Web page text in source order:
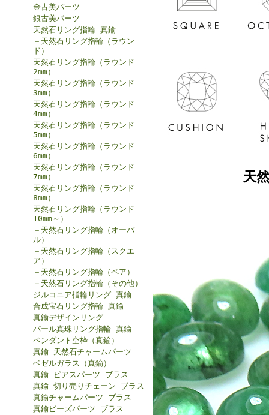
金古美パーツ
銀古美パーツ
天然石リング指輪 真鍮
＋天然石リング指輪（ラウン
ド）
天然石リング指輪（ラウンド
2mm）
天然石リング指輪（ラウンド
3mm）
天然石リング指輪（ラウンド
4mm）
天然石リング指輪（ラウンド
5mm）
天然石リング指輪（ラウンド
6mm）
天然石リング指輪（ラウンド
7mm）
天然石リング指輪（ラウンド
8mm）
天然石リング指輪（ラウンド
10mm～）
＋天然石リング指輪（オーバ
ル）
＋天然石リング指輪（スクエ
ア）
＋天然石リング指輪（ペア）
＋天然石リング指輪（その他）
ジルコニア指輪リング 真鍮
合成宝石リング指輪 真鍮
真鍮デザインリング
パール真珠リング指輪 真鍮
ペンダント空枠（真鍮）
真鍮 天然石チャームパーツ
ベゼルガラス（真鍮）
真鍮 ピアスパーツ ブラス
真鍮 切り売りチェーン ブラス
真鍮チャームパーツ ブラス
真鍮ビーズパーツ ブラス
天